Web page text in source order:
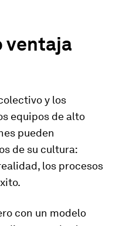
ventaja
y los
equipos de alto
pueden
de su cultura:
los procesos
con un modelo